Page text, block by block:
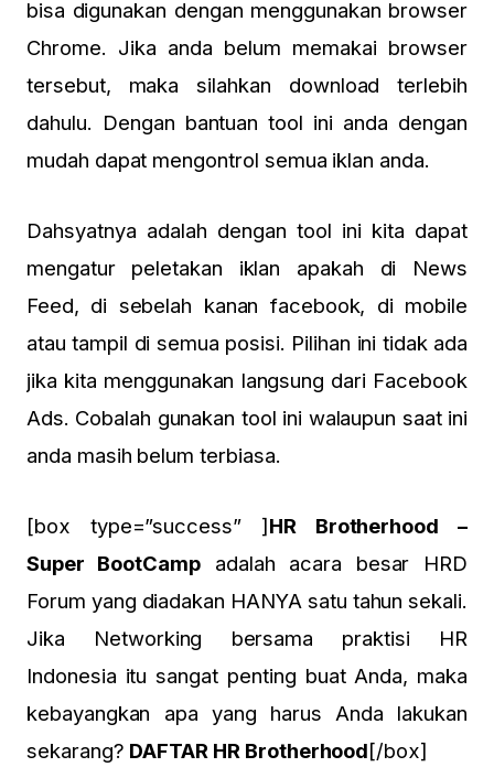
bisa digunakan dengan menggunakan browser
Chrome. Jika anda belum memakai browser
tersebut, maka silahkan download terlebih
dahulu. Dengan bantuan tool ini anda dengan
mudah dapat mengontrol semua iklan anda.
Dahsyatnya adalah dengan tool ini kita dapat
mengatur peletakan iklan apakah di News
Feed, di sebelah kanan facebook, di mobile
atau tampil di semua posisi. Pilihan ini tidak ada
jika kita menggunakan langsung dari Facebook
Ads. Cobalah gunakan tool ini walaupun saat ini
anda masih belum terbiasa.
[box type=”success” ]HR Brotherhood –
Super BootCamp adalah acara besar HRD
Forum yang diadakan HANYA satu tahun sekali.
Jika Networking bersama praktisi HR
Indonesia itu sangat penting buat Anda, maka
kebayangkan apa yang harus Anda lakukan
sekarang? DAFTAR HR Brotherhood[/box]